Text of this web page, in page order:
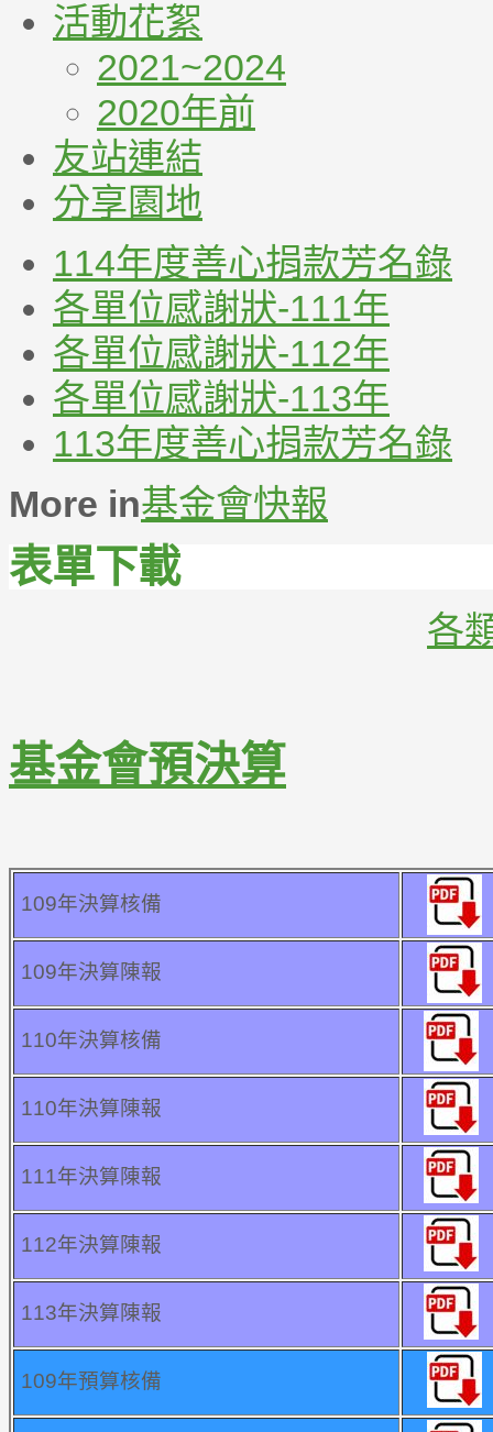
活動花絮
2021~2024
2020年前
友站連結
分享園地
114年度善心捐款芳名錄
各單位感謝狀-111年
各單位感謝狀-112年
各單位感謝狀-113年
113年度善心捐款芳名錄
More in基金會快報
表單下載
各
基金會預決算
109年決算核備
109年決算陳報
110年決算核備
110年決算陳報
111年決算陳報
112年決算陳報
113年決算陳報
109年預算核備